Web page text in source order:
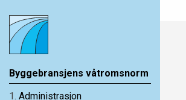
Byggebransjens våtromsnorm
1. Administrasjon